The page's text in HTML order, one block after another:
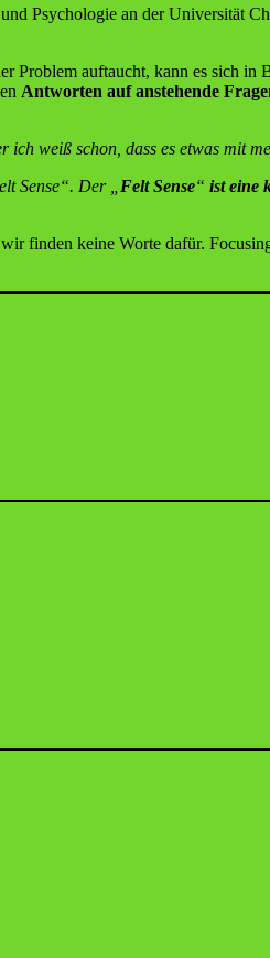
Psychologie an der Universität
Problem auftaucht, kann es sich in
Antworten auf anstehende
ich weiß schon, dass es etwas mit
Sense“. Der „ Felt Sense“ ist eine
finden keine Worte dafür.